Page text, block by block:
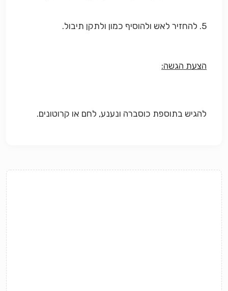
5. להחזיר לאש ולהוסיף כמון ולתקן תיבול.
הצעת הגשה:
להגיש בתוספת כוסברה ונענע, לחם או קרוטונים.